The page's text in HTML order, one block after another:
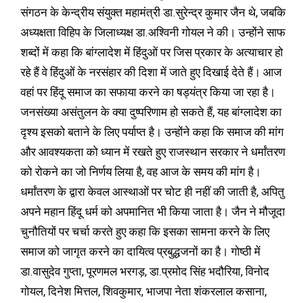
संगठन के केन्द्रीय संयुक्त महामंत्री डा.सुरेन्द्र कुमार जैन थे, जबकि
अध्यक्षता विहिप के जिलाध्यक्ष डा.अश्विनी गोयल ने की। उन्होंने साफ
शब्दों में कहा कि बांग्लादेश में हिंदुओं पर जिस प्रकार के अत्याचार हो
रहे हैं वे हिंदुओं के नरसंहार की दिशा में जाते हुए दिखाई देते हैं। आज
वहां पर हिंदू समाज का सफाया करने का षड्यंत्र किया जा रहा है।
जनसंख्या असंतुलन के क्या दुष्परिणाम हो सकते हैं, यह बांग्लादेश का
दृश्य इसको बताने के लिए पर्याप्त है। उन्होंने कहा कि समाज की मांग
और आवश्यकता को ध्यान में रखते हुए राजस्थान सरकार ने धर्मांतरण
को रोकने का जो निर्णय लिया है, वह आज के समय की मांग है।
धर्मांतरण के द्वारा केवल आस्थाओं पर चोट ही नहीं की जाती है, अपितु
अपने महान हिंदू धर्म को अपमानित भी किया जाता है। जैन ने मौजूदा
चुनौतियों पर चर्चा करते हुए कहा कि इसका सामना करने के लिए
समाज को जागृत करने का दायित्व प्रबुद्धजनों का है। गोष्ठी में
डा.वासुदेव गुप्ता, पूरणमल भरगड़, डा.प्रमोद सिंह भदौरिया, विनोद
गोयल, दिनेश मित्तल, शिवकुमार, भाजपा नेता शंकरलाल कसाना,